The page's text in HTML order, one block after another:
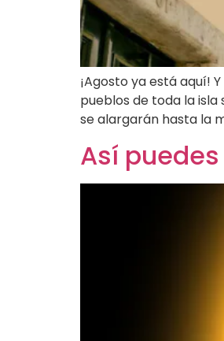
¡Agosto ya está aquí!
pueblos de toda la
se alargarán hasta la
Así